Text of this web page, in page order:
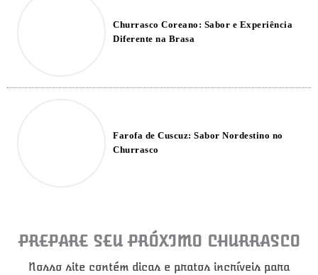
Churrasco Coreano: Sabor e Experiência
Diferente na Brasa
Farofa de Cuscuz: Sabor Nordestino no
Churrasco
PREPARE SEU PRÓXIMO CHURRASCO
Nosso site contém dicas e pratos incríveis para